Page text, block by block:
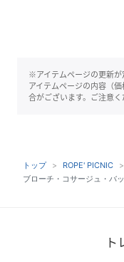
※アイテムページの更新
アイテムページの内容（
合がございます。ご注意く
トップ ROPE' PICNIC
ブローチ・コサージュ・バ
ト